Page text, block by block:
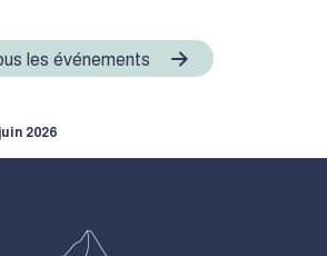
les événements
2026